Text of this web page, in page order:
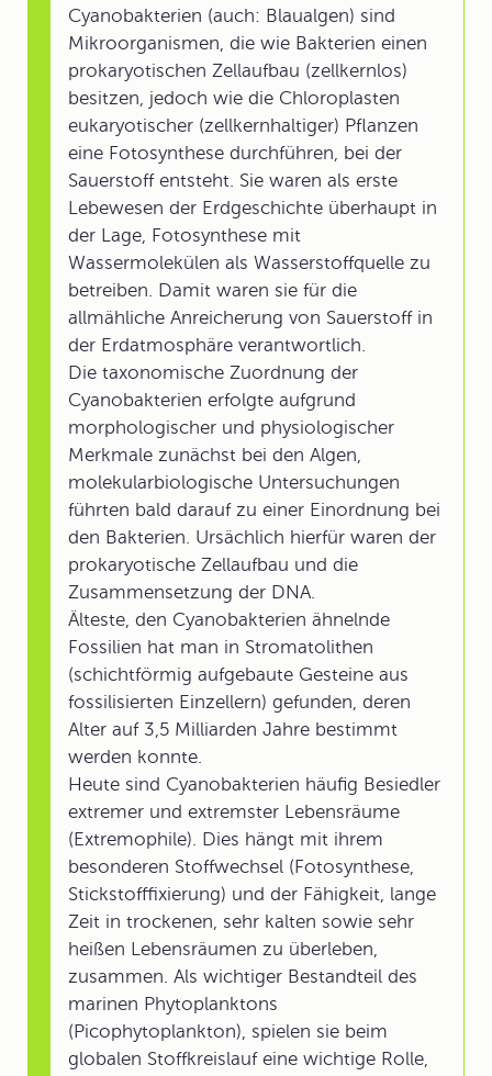
Cyanobakterien (auch: Blaualgen) sind
Mikroorganismen, die wie Bakterien einen
prokaryotischen Zellaufbau (zellkernlos)
besitzen, jedoch wie die Chloroplasten
eukaryotischer (zellkernhaltiger) Pflanzen
eine Fotosynthese durchführen, bei der
Sauerstoff entsteht. Sie waren als erste
Lebewesen der Erdgeschichte überhaupt in
der Lage, Fotosynthese mit
Wassermolekülen als Wasserstoffquelle zu
betreiben. Damit waren sie für die
allmähliche Anreicherung von Sauerstoff in
der Erdatmosphäre verantwortlich.
Die taxonomische Zuordnung der
Cyanobakterien erfolgte aufgrund
morphologischer und physiologischer
Merkmale zunächst bei den Algen,
molekularbiologische Untersuchungen
führten bald darauf zu einer Einordnung bei
den Bakterien. Ursächlich hierfür waren der
prokaryotische Zellaufbau und die
Zusammensetzung der DNA.
Älteste, den Cyanobakterien ähnelnde
Fossilien hat man in Stromatolithen
(schichtförmig aufgebaute Gesteine aus
fossilisierten Einzellern) gefunden, deren
Alter auf 3,5 Milliarden Jahre bestimmt
werden konnte.
Heute sind Cyanobakterien häufig Besiedler
extremer und extremster Lebensräume
(Extremophile). Dies hängt mit ihrem
besonderen Stoffwechsel (Fotosynthese,
Stickstofffixierung) und der Fähigkeit, lange
Zeit in trockenen, sehr kalten sowie sehr
heißen Lebensräumen zu überleben,
zusammen. Als wichtiger Bestandteil des
marinen Phytoplanktons
(Picophytoplankton), spielen sie beim
globalen Stoffkreislauf eine wichtige Rolle,